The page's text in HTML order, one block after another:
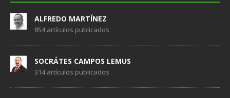
ALFREDO MARTÍNEZ
854 artículos publicados
SOCRÁTES CAMPOS LEMUS
314 artículos publicados